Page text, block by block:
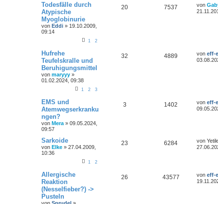
Todesfälle durch
Atypische
Myoglobinurie
von Eddi » 19.10.2009,
09:14
1 2
20 7537 von
Hufrehe
Teufelskralle und
Beruhigungsmittel
von maryyy »
01.02.2024, 09:38
1 2 3
32 4889 von eff-
EMS und
Atemwegserkranku
ngen?
von Mera » 09.05.2024,
09:57
3 1402 von eff-
Sarkoide
von Elke » 27.04.2009,
10:36
1 2
23 6284 von
Allergische
Reaktion
(Nesselfieber?) ->
Pusteln
26 43577 von eff-